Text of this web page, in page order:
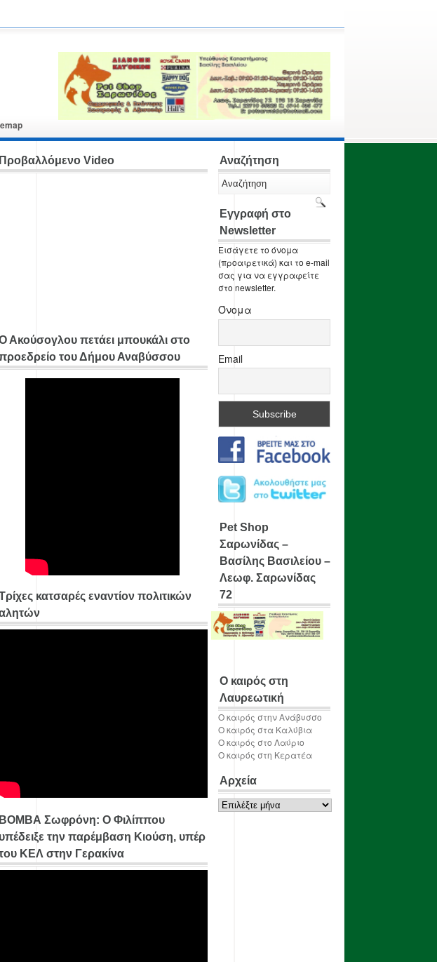
Προβαλλόμενο Video
Ακούσογλου πετάει μπουκάλι στο
του Δήμου Αναβύσσου
κατσαρές εναντίον πολιτικών
ΒΟΜΒΑ Σωφρόνη: Ο Φιλίππου
υπέδειξε την παρέμβαση Κιούση, υπέρ
ΚΕΛ στην Γερακίνα
Αναζήτηση
Εγγραφή στο
Newsletter
Εισάγετε το όνομα
(προαιρετικά) και το e-mail
σας για να εγγραφείτε
στο newsletter.
Όνομα
Email
Pet Shop
Σαρωνίδας –
Βασίλης Βασιλείου –
Λεωφ. Σαρωνίδας
72
Ο καιρός στη
Λαυρεωτική
Ο καιρός στην Ανάβυσσο
Ο καιρός στα Καλύβια
Ο καιρός στο Λαύριο
Ο καιρός στη Κερατέα
Αρχεία
Αρχεία